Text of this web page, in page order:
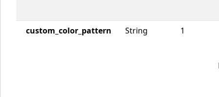
custom_color_pattern String 1